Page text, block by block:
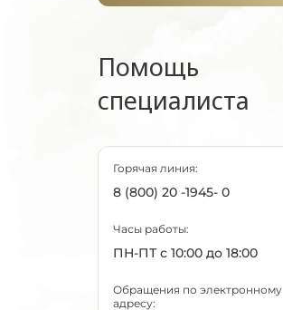
Помощь
специалиста
Горячая линия:
8 (800) 20 -1945- 0
Часы работы:
ПН-ПТ с 10:00 до 18:00
Обращения по электронному
адресу: